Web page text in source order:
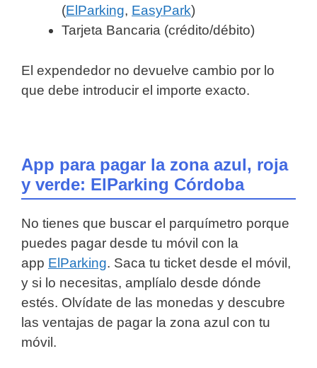
(ElParking, EasyPark)
Tarjeta Bancaria (crédito/débito)
El expendedor no devuelve cambio por lo
que debe introducir el importe exacto.
App para pagar la zona azul, roja
y verde: ElParking Córdoba
No tienes que buscar el parquímetro porque
puedes pagar desde tu móvil con la
app ElParking. Saca tu ticket desde el móvil,
y si lo necesitas, amplíalo desde dónde
estés. Olvídate de las monedas y descubre
las ventajas de pagar la zona azul con tu
móvil.